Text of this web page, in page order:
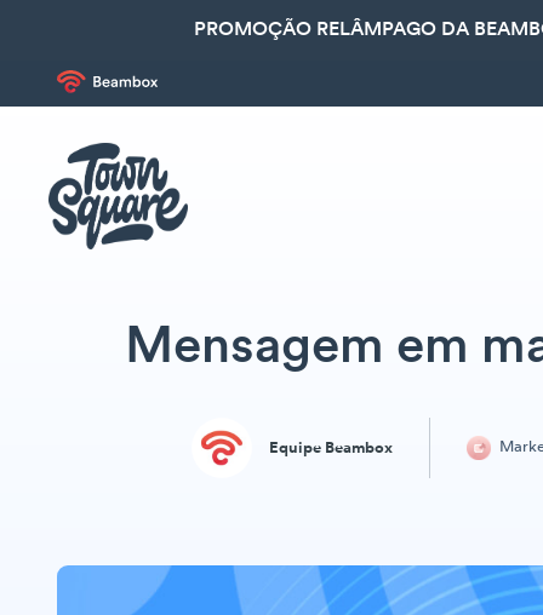
PROMOÇÃO RELÂMPAGO DA
Mensagem em
Equipe Beambox